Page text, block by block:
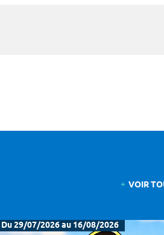
VOIR
Du 29/07/2026 au 16/08/2026